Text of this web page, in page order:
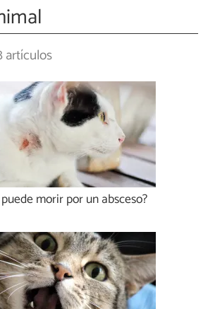
artículos
morir por un absceso?